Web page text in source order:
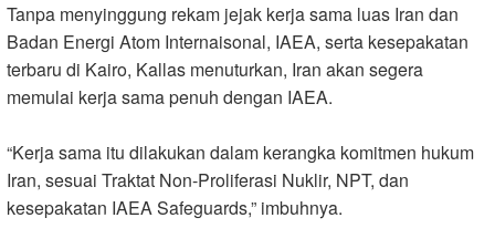
Tanpa menyinggung rekam jejak kerja sama luas Iran dan
Badan Energi Atom Internaisonal, IAEA, serta kesepakatan
terbaru di Kairo, Kallas menuturkan, Iran akan segera
memulai kerja sama penuh dengan IAEA.
“Kerja sama itu dilakukan dalam kerangka komitmen hukum
Iran, sesuai Traktat Non-Proliferasi Nuklir, NPT, dan
kesepakatan IAEA Safeguards,” imbuhnya.